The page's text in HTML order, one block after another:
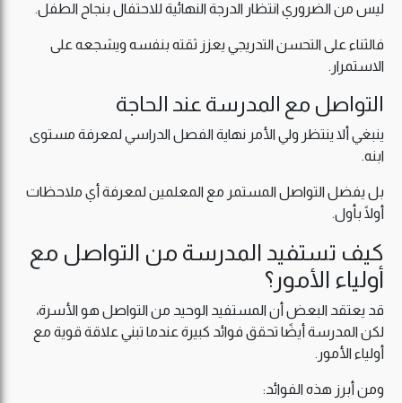
ليس من الضروري انتظار الدرجة النهائية للاحتفال بنجاح الطفل.
فالثناء على التحسن التدريجي يعزز ثقته بنفسه ويشجعه على
الاستمرار.
التواصل مع المدرسة عند الحاجة
ينبغي ألا ينتظر ولي الأمر نهاية الفصل الدراسي لمعرفة مستوى
ابنه.
بل يفضل التواصل المستمر مع المعلمين لمعرفة أي ملاحظات
أولًا بأول.
كيف تستفيد المدرسة من التواصل مع
أولياء الأمور؟
قد يعتقد البعض أن المستفيد الوحيد من التواصل هو الأسرة،
لكن المدرسة أيضًا تحقق فوائد كبيرة عندما تبني علاقة قوية مع
أولياء الأمور.
ومن أبرز هذه الفوائد: